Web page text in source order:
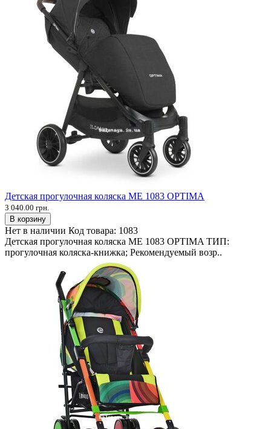
Детская прогулочная коляска ME 1083 OPTIMA
3 040.00 грн.
В корзину
Нет в наличии Код товара: 1083
Детская прогулочная коляска ME 1083 OPTIMA ТИП:
прогулочная коляска-книжка; Рекомендуемый возр..